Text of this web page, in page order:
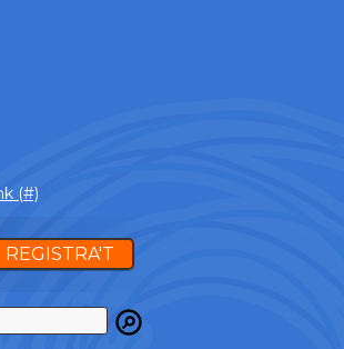
(#)
REGISTRA'T